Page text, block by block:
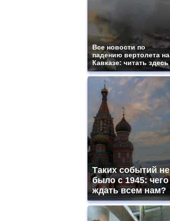
Все новости по
падению вертолета на
Кавказе: читать здесь
Таких событий не
было с 1945: чего
ждать всем нам?